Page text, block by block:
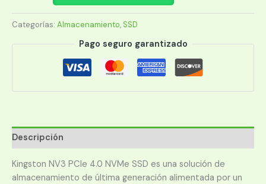
2
TB
Categorías: Almacenamiento, SSD
Pago seguro garantizado
Descripción
Kingston NV3 PCIe 4.0 NVMe SSD es una solución de
almacenamiento de última generación alimentada por un